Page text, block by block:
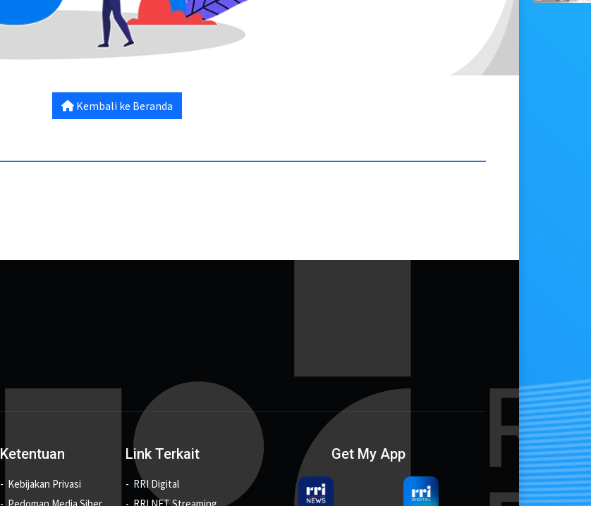
Kembali ke Beranda
Ketentuan
Kebijakan Privasi
Link Terkait
RRI Digital
Get My App